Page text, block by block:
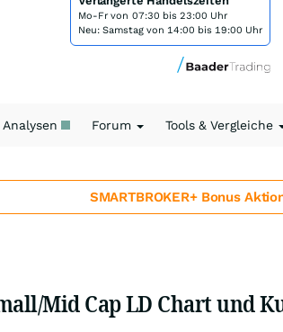
Mo-Fr von 07:30 bis 23:00 Uhr
Neu: Samstag von 14:00 bis 19:00 Uhr
Forum Tools & Vergleiche
SMARTBROKER+ Bonus
Mid Cap LD Chart und